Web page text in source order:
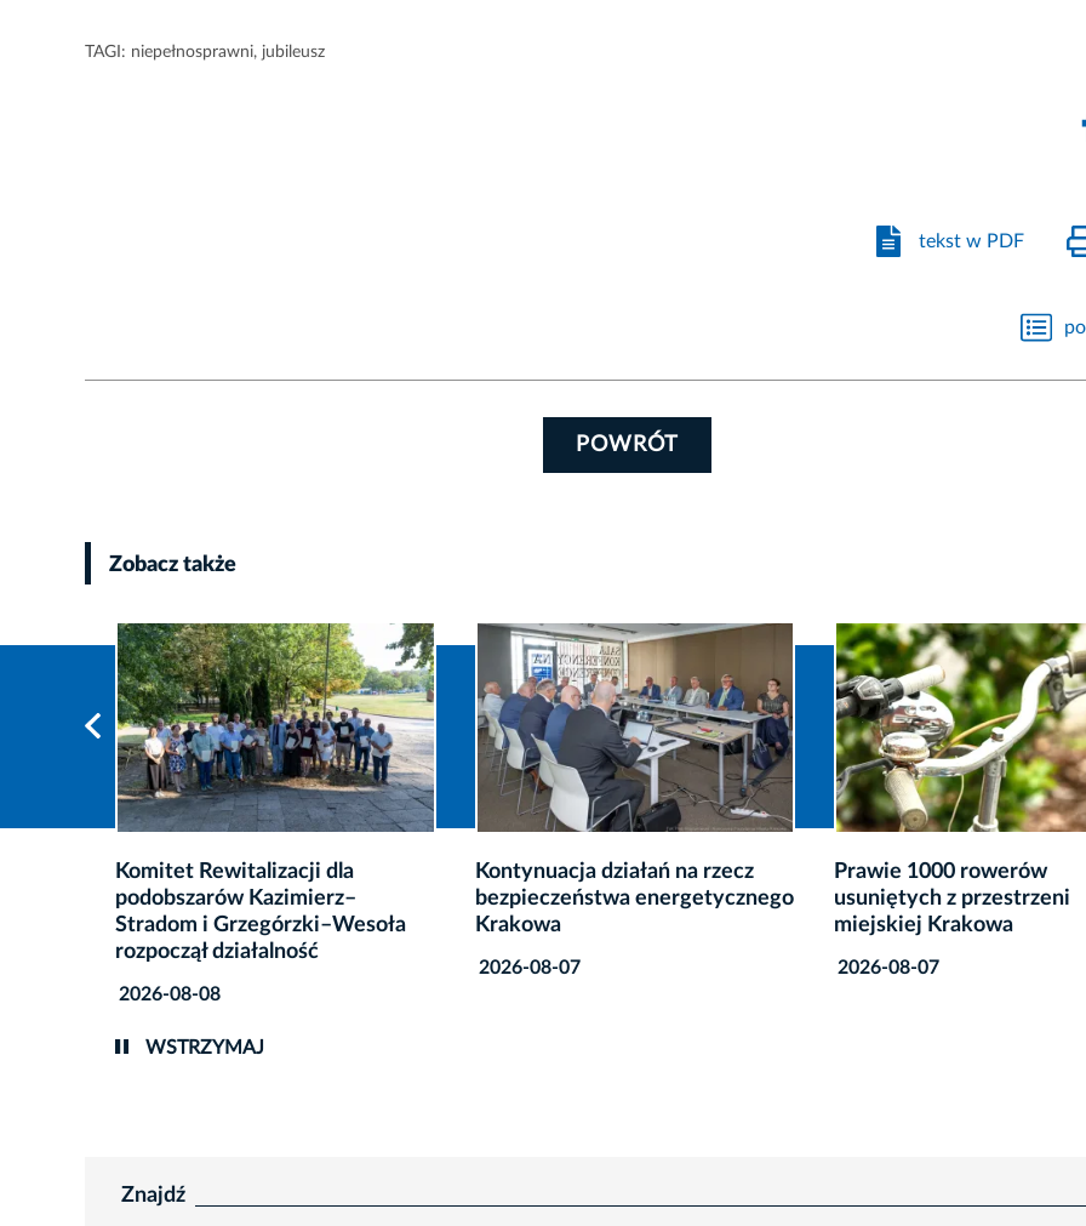
TAGI: niepełnosprawni, jubileusz
tekst w PDF
POWRÓT
Zobacz także
Kontynuacja działań na rzecz
bezpieczeństwa energetycznego
Krakowa
2026-08-07
Prawie 1000 rowerów
usuniętych z przestrzeni
miejskiej Krakowa
2026-08-07
Rusza modernizacja
dwóch krakowskich
2026-08-07
WSTRZYMAJ
Znajdź